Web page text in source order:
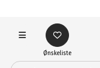
Ønskeliste